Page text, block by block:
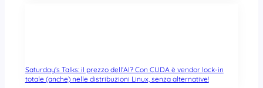
Saturday’s Talks: il prezzo dell’AI? Con CUDA è vendor lock-in
totale (anche) nelle distribuzioni Linux, senza alternative!